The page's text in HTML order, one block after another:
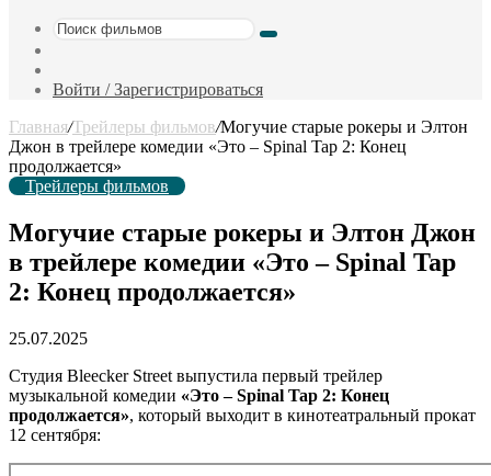
Поиск
фильм
Войти / Зарегистрироваться
Главная/Трейлеры фильмов/Могучие старые рокеры и Элтон
Джон в трейлере комедии «Это – Spinal Tap 2: Конец
продолжается»
Трейлеры фильмов
Могучие старые рокеры и Элтон Джон
в трейлере комедии «Это – Spinal Tap
2: Конец продолжается»
25.07.2025
Студия Bleecker Street выпустила первый трейлер
музыкальной комедии «Это – Spinal Tap 2: Конец
продолжается», который выходит в кинотеатральный прокат
12 сентября: